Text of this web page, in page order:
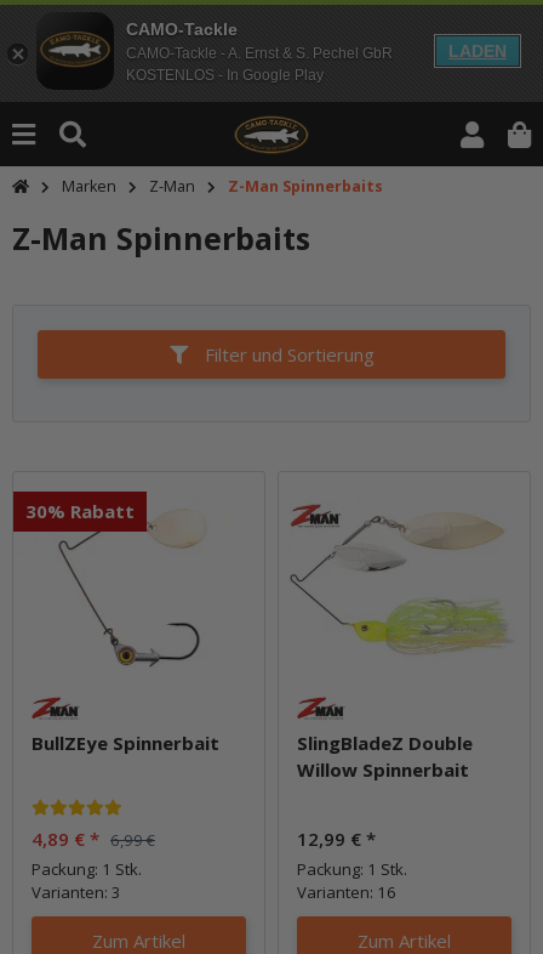
CAMO-Tackle
CAMO-Tackle - A. Ernst & S. Pechel GbR
KOSTENLOS - In Google Play
LADEN
Marken Z-Man Z-Man Spinnerbaits
Z-Man Spinnerbaits
Filter und Sortierung
30% Rabatt
BullZEye Spinnerbait
4,89 € * 6,99 €
Packung: 1 Stk.
Varianten: 3
Zum Artikel
SlingBladeZ Double
Willow Spinnerbait
12,99 € *
Packung: 1 Stk.
Varianten: 16
Zum Artikel